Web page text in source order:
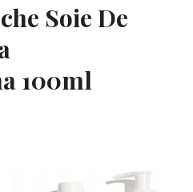
Soie De
100ml